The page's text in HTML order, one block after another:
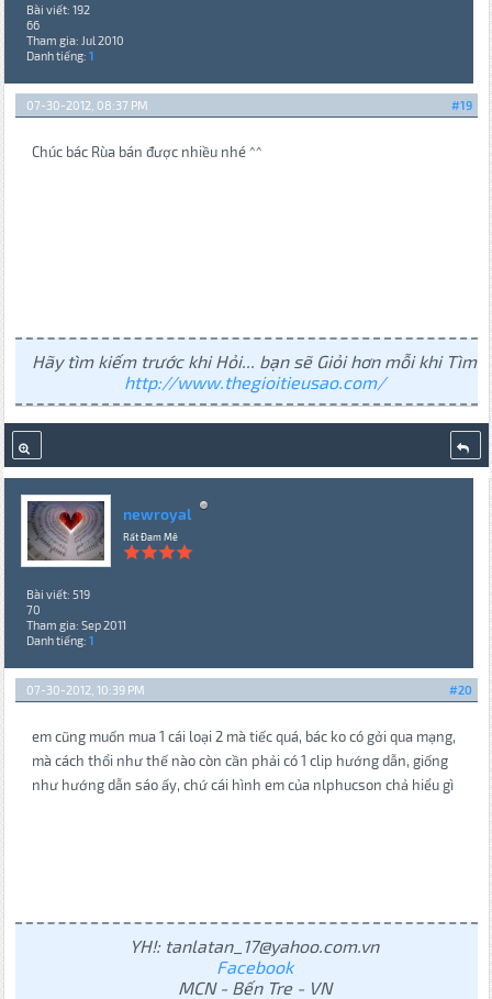
Bài viết: 192
66
Tham gia: Jul 2010
Danh tiếng: 1
#19
07-30-2012, 08:37 PM
Chúc bác Rùa bán được nhiều nhé ^^
Hãy tìm kiếm trước khi Hỏi... bạn sẽ Giỏi hơn mỗi khi Tìm
http://www.thegioitieusao.com/
newroyal
Rất Đam Mê
Bài viết: 519
70
Tham gia: Sep 2011
Danh tiếng: 1
#20
07-30-2012, 10:39 PM
em cũng muốn mua 1 cái loại 2 mà tiếc quá, bác ko có gởi qua mạng,
mà cách thổi như thế nào còn cần phải có 1 clip hướng dẫn, giống
như hướng dẫn sáo ấy, chứ cái hình em của nlphucson chả hiểu gì
YH!: tanlatan_17@yahoo.com.vn
Facebook
MCN - Bến Tre - VN